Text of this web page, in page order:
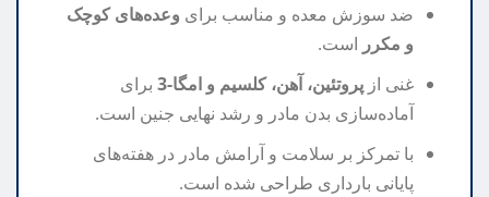
ضد سوزش معده و مناسب برای وعده‌های کوچک
و مکرر است.
غنی از پروتئین، آهن، کلسیم و امگا-3
برای
آماده‌سازی بدن مادر و رشد نهایی جنین است.
با تمرکز بر سلامت و آرامش مادر در هفته‌های
پایانی بارداری طراحی شده است.